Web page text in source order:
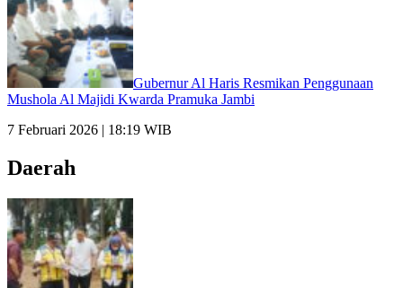
Gubernur Al Haris Resmikan Penggunaan
Mushola Al Majidi Kwarda Pramuka Jambi
7 Februari 2026 | 18:19 WIB
Daerah